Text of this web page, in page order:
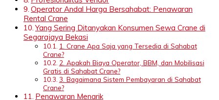
Operator Andal Harga Bersahabat: Penawaran
Rental Crane
Yang Sering Ditanyakan Konsumen Sewa Crane di
Segarajaya Bekasi
1. Crane Apa Saja yang Tersedia di Sahabat
Crane?
2. Apakah Biaya Operator, BBM, dan Mobilisasi
Gratis di Sahabat Crane?
3. Bagaimana Sistem Pembayaran di Sahabat
Crane?
Penawaran Menarik